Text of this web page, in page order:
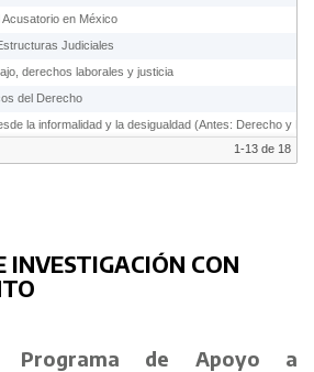
Acusatorio en México
Judiciales
derechos laborales y justicia
del Derecho
la informalidad y la desigualdad (Antes: Derecho y
investigación jurídica y enseñanza del derecho
Derecho
1-13 de 18
INVESTIGACIÓN CON
Programa de Apoyo a